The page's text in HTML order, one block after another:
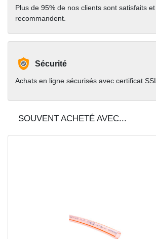
Plus de 95% de nos clients sont satisfaits
recommandent.
Sécurité
Achats en ligne sécurisés avec certificat SSL.
SOUVENT ACHETÉ AVEC...